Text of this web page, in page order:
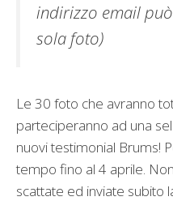
indirizzo email
sola foto)
Le 30 foto che avranno
parteciperanno ad una
nuovi testimonial Brums!
tempo fino al 4 aprile.
scattate ed inviate subito